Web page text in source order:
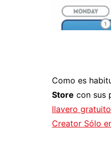
Como es
Store con sus
llavero
Creator Sólo